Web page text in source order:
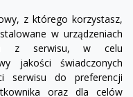
z którego korzystasz,
w urządzeniach
z serwisu, w celu
jakości świadczonych
serwisu do preferencji
oraz dla celów